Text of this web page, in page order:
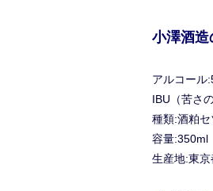
小澤酒造
アルコール
IBU（苦さ
種類:酒粕セ
容量:350ml
生産地:東